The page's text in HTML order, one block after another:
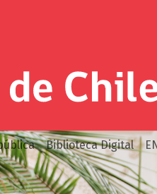
Biblioteca Digital
en un organismo